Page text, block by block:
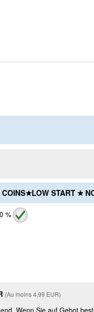
START ★
%
(Au moins 4,99 EUR)
Wenn Sie auf Gebot